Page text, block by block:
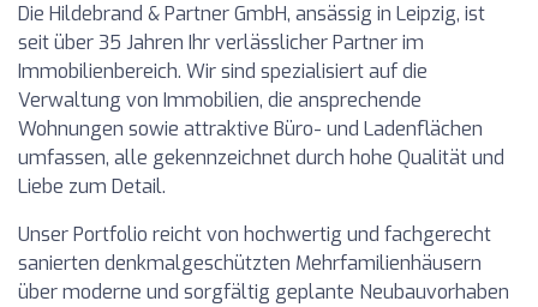
Die Hildebrand & Partner GmbH, ansässig in Leipzig, ist
seit über 35 Jahren Ihr verlässlicher Partner im
Immobilienbereich. Wir sind spezialisiert auf die
Verwaltung von Immobilien, die ansprechende
Wohnungen sowie attraktive Büro- und Ladenflächen
umfassen, alle gekennzeichnet durch hohe Qualität und
Liebe zum Detail.
Unser Portfolio reicht von hochwertig und fachgerecht
sanierten denkmalgeschützten Mehrfamilienhäusern
über moderne und sorgfältig geplante Neubauvorhaben